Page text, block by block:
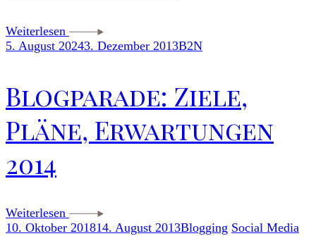
Weiterlesen
5. August 20243. Dezember 2013B2N
Blogparade: Ziele,
Pläne, Erwartungen
2014
Weiterlesen
10. Oktober 201814. August 2013Blogging Social Media